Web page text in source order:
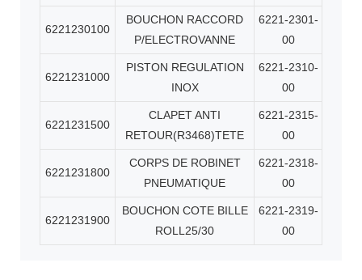
6221230100
BOUCHON RACCORD
P/ELECTROVANNE
6221-2301-
00
6221231000
PISTON REGULATION
INOX
6221-2310-
00
6221231500
CLAPET ANTI
RETOUR(R3468)TETE
6221-2315-
00
6221231800
CORPS DE ROBINET
PNEUMATIQUE
6221-2318-
00
6221231900
BOUCHON COTE BILLE
ROLL25/30
6221-2319-
00